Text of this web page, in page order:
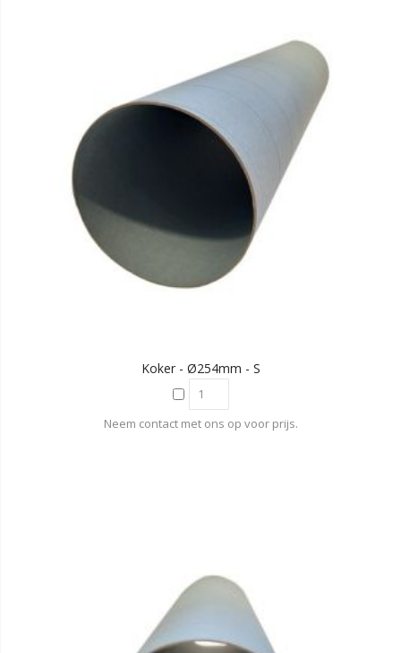
Koker - Ø254mm - S
Neem contact met ons op voor prijs.